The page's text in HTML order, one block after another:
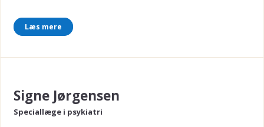
Læs mere
Signe Jørgensen
Speciallæge i psykiatri